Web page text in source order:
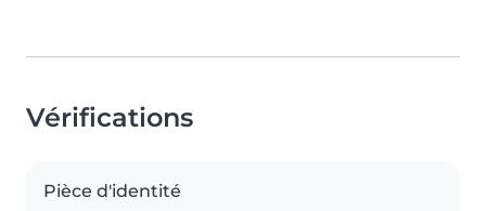
Vérifications
Pièce d'identité